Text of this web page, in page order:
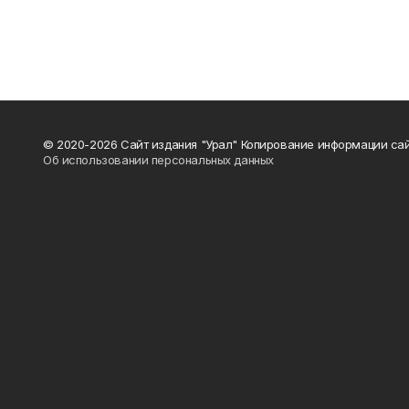
© 2020-2026 Сайт издания "Урал" Копирование информации
Об использовании персональных данных